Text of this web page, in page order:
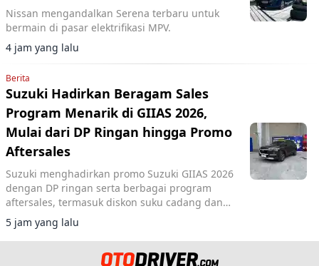
Nissan mengandalkan Serena terbaru untuk
bermain di pasar elektrifikasi MPV.
4 jam yang lalu
Berita
Suzuki Hadirkan Beragam Sales
Program Menarik di GIIAS 2026,
Mulai dari DP Ringan hingga Promo
Aftersales
Suzuki menghadirkan promo Suzuki GIIAS 2026
dengan DP ringan serta berbagai program
aftersales, termasuk diskon suku cadang dan
voucher selama pameran di ICE BSD City.
5 jam yang lalu